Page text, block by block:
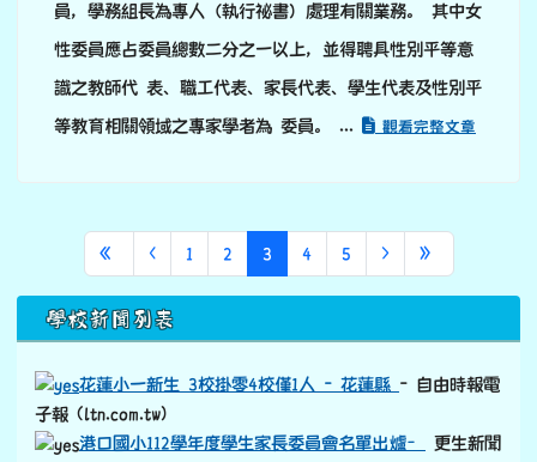
員，學務組長為專人（執行祕書）處理有關業務。 其中女
性委員應占委員總數二分之一以上，並得聘具性別平等意
識之教師代 表、職工代表、家長代表、學生代表及性別平
等教育相關領域之專家學者為 委員。 ...
觀看完整文章
« 第一頁
‹上一頁
1 2 3(目前頁次)
4 5 ›下一頁
»
下中區域內容
學校新聞列表
花蓮小一新生 3校掛零4校僅1人 - 花蓮縣 - 自由時報電
子報 (ltn.com.tw)
港口國小112學年度學生家長委員會名單出爐–
更生新聞